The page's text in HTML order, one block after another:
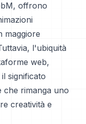
offrono
maggiore
l'ubiquità
web,
significato
che rimanga uno
creatività e